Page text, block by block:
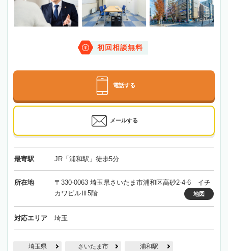
初回相談無料
電話する
メールする
最寄駅 JR「浦和駅」徒歩5分
所在地
〒330-0063 埼玉県さいたま市浦和区高砂2-4-6 イチ
カワビルⅢ5階
地図
対応エリア 埼玉
埼玉県 さいたま市 浦和駅